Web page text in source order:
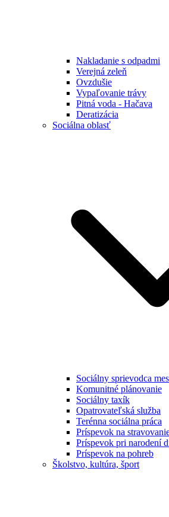
Nakladanie s odpadmi
Verejná zeleň
Ovzdušie
Vypaľovanie trávy
Pitná voda - Hačava
Deratizácia
Sociálna oblasť
Sociálny sprievodca
Komunitné plánovanie
Sociálny taxík
Opatrovateľská služba
Terénna sociálna práca
Príspevok na
Príspevok pri narodení
Príspevok na pohreb
Školstvo, kultúra, šport